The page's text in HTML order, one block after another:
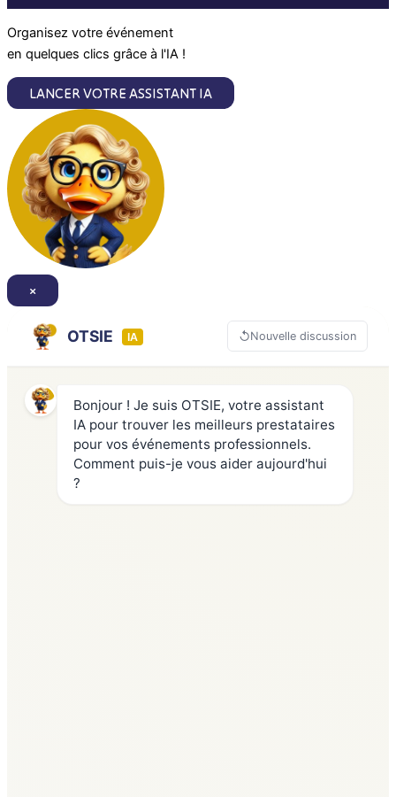
Organisez votre événement
en quelques clics grâce à l'IA !
LANCER VOTRE ASSISTANT IA
×